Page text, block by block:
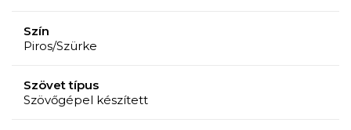
Szín
Piros/Szürke
Szövet típus
Szövőgépel készített